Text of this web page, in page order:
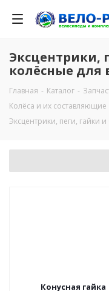
Эксцентрики,
колёсные для
Главная - Каталог -
Колёса и их составляющие
Эксцентрики, пеги, гайки
Конусная гайка